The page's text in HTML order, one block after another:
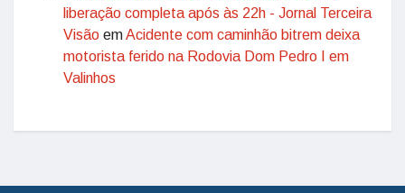
liberação completa após às 22h - Jornal Terceira
Visão emAcidente com caminhão bitrem deixa
motorista ferido na Rodovia Dom Pedro I em
Valinhos